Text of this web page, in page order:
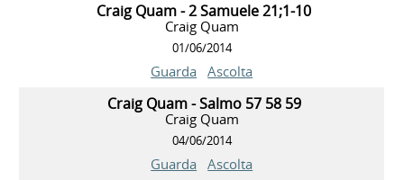
Craig Quam - 2 Samuele 21;1-10
Craig Quam
01/06/2014
Guarda Ascolta
Craig Quam - Salmo 57 58 59
Craig Quam
04/06/2014
Guarda Ascolta